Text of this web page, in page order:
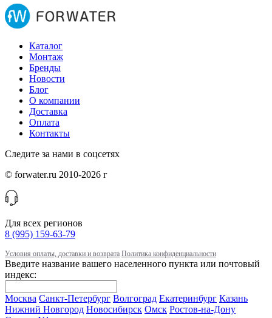
Каталог
Монтаж
Бренды
Новости
Блог
О компании
Доставка
Оплата
Контакты
Следите за нами в соцсетях
© forwater.ru 2010-2026 г
Для всех регионов
8 (995) 159-63-79
Условия оплаты, доставки и возврата Политика конфиденциальности
Введите название вашего населенного пункта или почтовый
индекс:
Москва Санкт-Петербург Волгоград Екатеринбург Казань
Нижний Новгород Новосибирск Омск Ростов-на-Дону